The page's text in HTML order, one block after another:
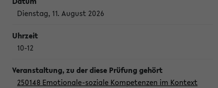
Dienstag, 11. August 2026
10-12
250148 Emotionale-soziale Kompetenzen im Kontext